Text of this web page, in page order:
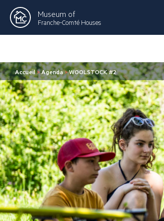
Museum of
Franche-Comté Houses
Accueil>Agenda>WOOLSTOCK #2